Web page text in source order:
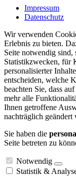
Impressum
Datenschutz
Wir verwenden
Erlebnis zu bieten.
Seite notwendig
Statistikzwecken, für
personalisierter
entscheiden, welche
beachten Sie, dass
mehr alle
Ihnen getroffene
nachträglich geändert
Sie haben die
Seite betreten zu
Notwendig
Statistik &